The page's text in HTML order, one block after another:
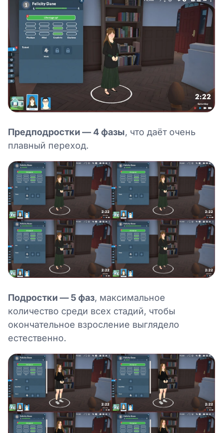
Предподростки — 4 фазы, что даёт очень
плавный переход.
Подростки — 5 фаз, максимальное
количество среди всех стадий, чтобы
окончательное взросление выглядело
естественно.